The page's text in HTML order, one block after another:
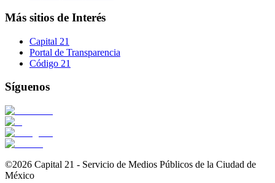
Más sitios de Interés
Capital 21
Portal de Transparencia
Código 21
Síguenos
©2026 Capital 21 - Servicio de Medios Públicos de la Ciudad de
México